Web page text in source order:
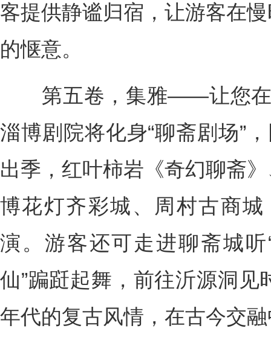
客提供静谧归宿，让游客在
的惬意。
第五卷，集雅——让您在
淄博剧院将化身“聊斋剧场”
出季，红叶柿岩《奇幻聊斋
博花灯齐彩城、周村古商
演。游客还可走进聊斋城
仙”蹁跹起舞，前往沂源洞
年代的复古风情，在古今交